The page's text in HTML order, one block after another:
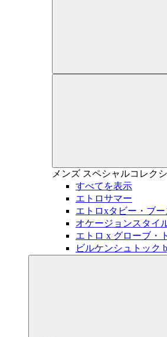
メンズ スペシャルコレク
すべてを表示
エトロサマー
エトロxタビー・ブー
オケージョンスタイ
エトロ x グローブ・
ビルケンシュトック